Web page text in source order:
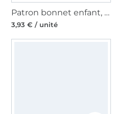
Patron bonnet enfant, femme & homme pdf Gorra Erbsünde, en allemand
3,93 € / unité